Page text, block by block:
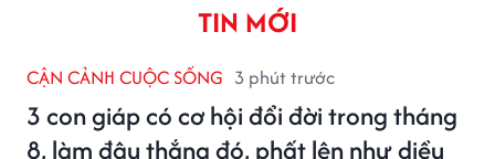
TIN MỚI
CẬN CẢNH CUỘC SỐNG 3 phút trước
3 con giáp có cơ hội đổi đời trong tháng
8, làm đâu thắng đó, phất lên như diều